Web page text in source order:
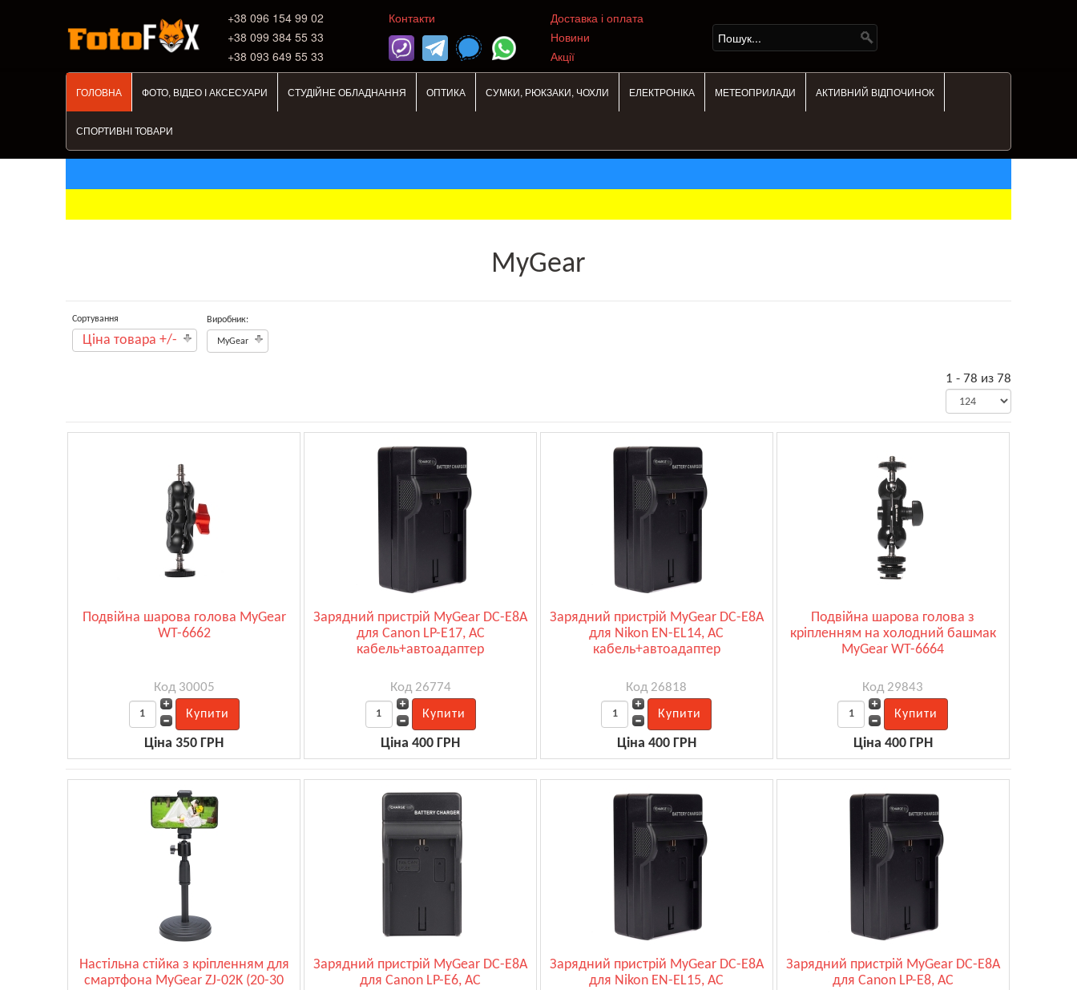
+38 ‎096 154 99 02
+38 099 384 55 33
+38 093 649 55 33
Контакти
Доставка і оплата
Новини
Акції
ГОЛОВНА ФОТО, ВІДЕО І АКСЕСУАРИ СТУДІЙНЕ ОБЛАДНАННЯ ОПТИКА СУМКИ, РЮКЗАКИ, ЧОХЛИ ЕЛЕКТРОНІКА МЕТЕОПРИЛАДИ АКТИВНИЙ ВІДПОЧИНОК
СПОРТИВНІ ТОВАРИ
MyGear
Сортування
Ціна товара +/-
Виробник:
MyGear
1 - 78 из 78
Подвійна шарова голова MyGear
WT-6662
Код 30005
Ціна 350 ГРН
Зарядний пристрій MyGear DC-E8A
для Canon LP-E17, AC
кабель+автоадаптер
Код 26774
Ціна 400 ГРН
Зарядний пристрій MyGear DC-E8A
для Nikon EN-EL14, AC
кабель+автоадаптер
Код 26818
Ціна 400 ГРН
Подвійна шарова голова з
кріпленням на холодний башмак
MyGear WT-6664
Код 29843
Ціна 400 ГРН
Настільна стійка з кріпленням для
смартфона MyGear ZJ-02K (20-30
Зарядний пристрій MyGear DC-E8A
для Canon LP-E6, AC
Зарядний пристрій MyGear DC-E8A
для Nikon EN-EL15, AC
Зарядний пристрій MyGear DC-E8A
для Canon LP-E8, AC